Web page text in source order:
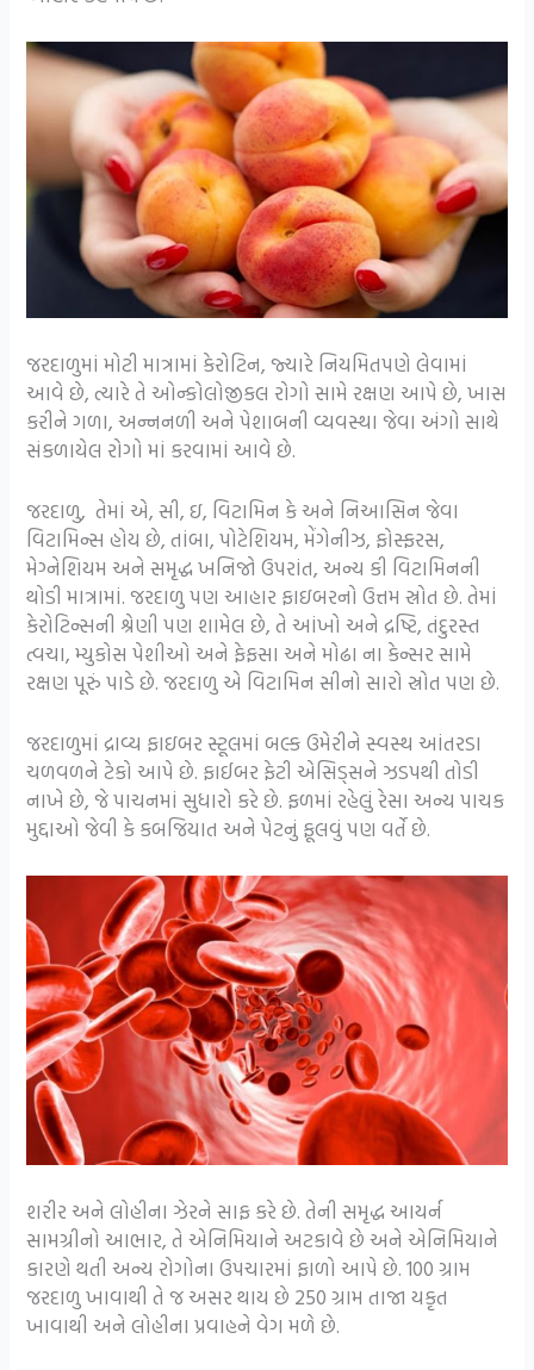
જરદાળુમાં મોટી માત્રામાં કેરોટિન, જ્યારે નિયમિતપણે લેવામાં
આવે છે, ત્યારે તે ઓન્કોલોજીકલ રોગો સામે રક્ષણ આપે છે, ખાસ
કરીને ગળા, અન્નનળી અને પેશાબની વ્યવસ્થા જેવા અંગો સાથે
સંકળાયેલ રોગો માં કરવામાં આવે છે.
જરદાળુ, તેમાં એ, સી, ઇ, વિટામિન કે અને નિઆસિન જેવા
વિટામિન્સ હોય છે, તાંબા, પોટેશિયમ, મેંગેનીઝ, ફોસ્ફરસ,
મેગ્નેશિયમ અને સમૃદ્ધ ખનિજો ઉપરાંત, અન્ય કી વિટામિનની
થોડી માત્રામાં. જરદાળુ પણ આહાર ફાઇબરનો ઉત્તમ સ્રોત છે. તેમાં
કેરોટિન્સની શ્રેણી પણ શામેલ છે, તે આંખો અને દ્રષ્ટિ, તંદુરસ્ત
ત્વચા, મ્યુકોસ પેશીઓ અને ફેફસા અને મોઢા ના કેન્સર સામે
રક્ષણ પૂરું પાડે છે. જરદાળુ એ વિટામિન સીનો સારો સ્રોત પણ છે.
જરદાળુમાં દ્રાવ્ય ફાઇબર સ્ટૂલમાં બલ્ક ઉમેરીને સ્વસ્થ આંતરડા
ચળવળને ટેકો આપે છે. ફાઈબર ફેટી એસિડ્સને ઝડપથી તોડી
નાખે છે, જે પાચનમાં સુધારો કરે છે. ફળમાં રહેલું રેસા અન્ય પાચક
મુદ્દાઓ જેવી કે કબજિયાત અને પેટનું ફૂલવું પણ વર્તે છે.
શરીર અને લોહીના ઝેરને સાફ કરે છે. તેની સમૃદ્ધ આયર્ન
સામગ્રીનો આભાર, તે એનિમિયાને અટકાવે છે અને એનિમિયાને
કારણે થતી અન્ય રોગોના ઉપચારમાં ફાળો આપે છે. 100 ગ્રામ
જરદાળુ ખાવાથી તે જ અસર થાય છે 250 ગ્રામ તાજા યકૃત
ખાવાથી અને લોહીના પ્રવાહને વેગ મળે છે.